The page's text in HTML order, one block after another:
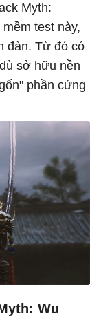
Myth:
test này,
đàn. Từ đó có
sở hữu nền
phần cứng
Wu